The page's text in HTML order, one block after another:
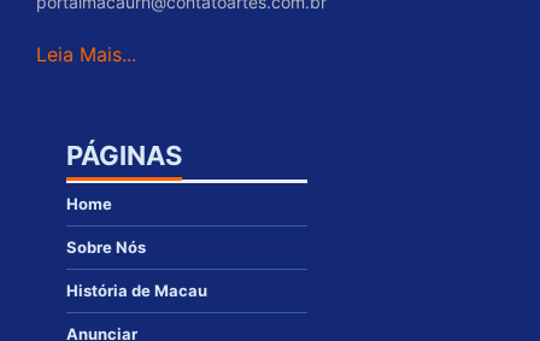
Leia Mais...
PÁGINAS
Home
Sobre Nós
História de Macau
Anunciar